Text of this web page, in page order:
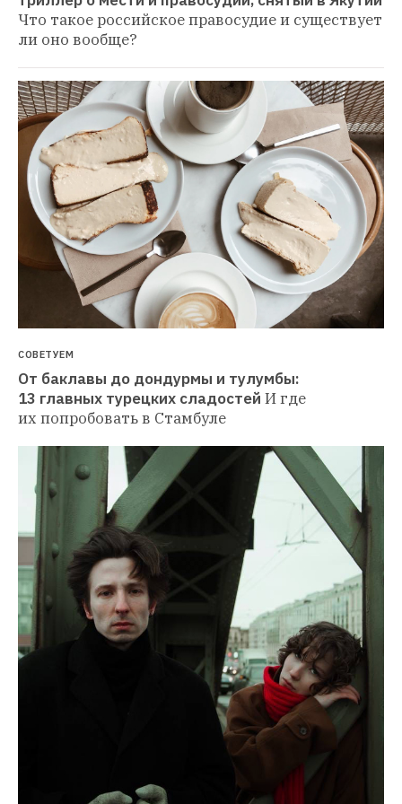
Что такое российское правосудие и существует
ли оно вообще?
СОВЕТУЕМ
От баклавы до дондурмы и тулумбы:
13 главных турецких сладостей И где
их попробовать в Стамбуле